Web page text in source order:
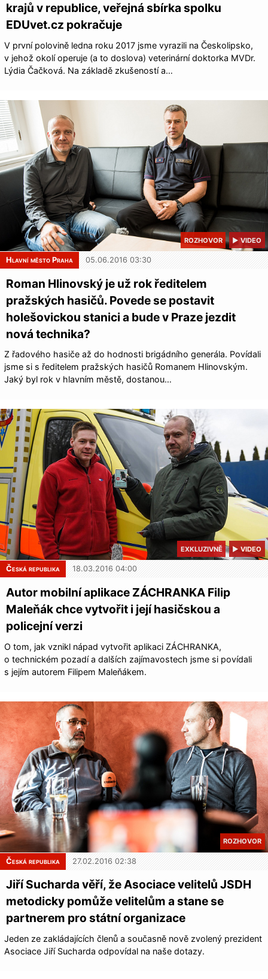
krajů v republice, veřejná sbírka spolku
EDUvet.cz pokračuje
V první polovině ledna roku 2017 jsme vyrazili na Českolipsko,
v jehož okolí operuje (a to doslova) veterinární doktorka MVDr.
Lýdia Čačková. Na základě zkušeností a…
▶ VIDEO
ROZHOVOR
Hlavní město Praha 05.06.2016 03:30
Roman Hlinovský je už rok ředitelem
pražských hasičů. Povede se postavit
holešovickou stanici a bude v Praze jezdit
nová technika?
Z řadového hasiče až do hodnosti brigádního generála. Povídali
jsme si s ředitelem pražských hasičů Romanem Hlinovským.
Jaký byl rok v hlavním městě, dostanou…
▶ VIDEO
EXKLUZIVNĚ
Česká republika 18.03.2016 04:00
Autor mobilní aplikace ZÁCHRANKA Filip
Maleňák chce vytvořit i její hasičskou a
policejní verzi
O tom, jak vznikl nápad vytvořit aplikaci ZÁCHRANKA,
o technickém pozadí a dalších zajímavostech jsme si povídali
s jejím autorem Filipem Maleňákem.
ROZHOVOR
Česká republika 27.02.2016 02:38
Jiří Sucharda věří, že Asociace velitelů JSDH
metodicky pomůže velitelům a stane se
partnerem pro státní organizace
Jeden ze zakládajících členů a současně nově zvolený prezident
Asociace Jiří Sucharda odpovídal na naše dotazy.